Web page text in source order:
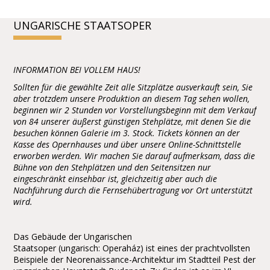
UNGARISCHE STAATSOPER
INFORMATION BEI VOLLEM HAUS!
Sollten für die gewählte Zeit alle Sitzplätze ausverkauft sein, Sie
aber trotzdem unsere Produktion an diesem Tag sehen wollen,
beginnen wir 2 Stunden vor Vorstellungsbeginn mit dem Verkauf
von 84 unserer äußerst günstigen Stehplätze, mit denen Sie die
besuchen können Galerie im 3. Stock. Tickets können an der
Kasse des Opernhauses und über unsere Online-Schnittstelle
erworben werden. Wir machen Sie darauf aufmerksam, dass die
Bühne von den Stehplätzen und den Seitensitzen nur
eingeschränkt einsehbar ist, gleichzeitig aber auch die
Nachführung durch die Fernsehübertragung vor Ort unterstützt
wird.
Das Gebäude der Ungarischen
Staatsoper (ungarisch: Operaház) ist eines der prachtvollsten
Beispiele der Neorenaissance-Architektur im Stadtteil Pest der